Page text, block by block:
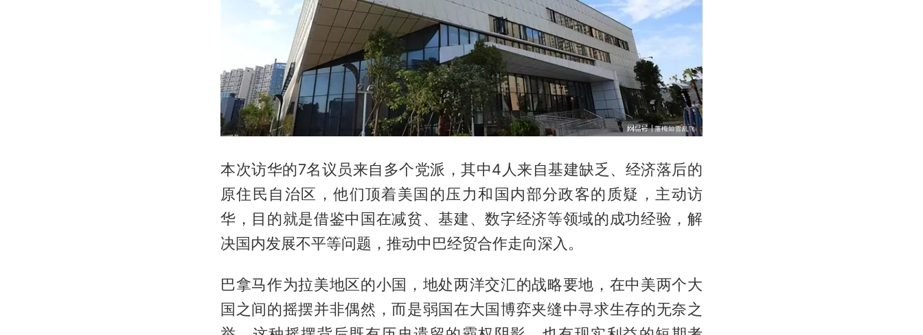
本次访华的7名议员来自多个党派，其中4人来自基建缺乏、经济落后的
原住民自治区，他们顶着美国的压力和国内部分政客的质疑，主动访
华，目的就是借鉴中国在减贫、基建、数字经济等领域的成功经验，解
决国内发展不平等问题，推动中巴经贸合作走向深入。
巴拿马作为拉美地区的小国，地处两洋交汇的战略要地，在中美两个大
国之间的摇摆并非偶然，而是弱国在大国博弈夹缝中寻求生存的无奈之